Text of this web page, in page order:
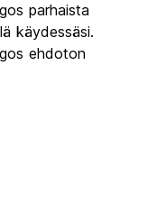
parhaista
käydessäsi.
ehdoton